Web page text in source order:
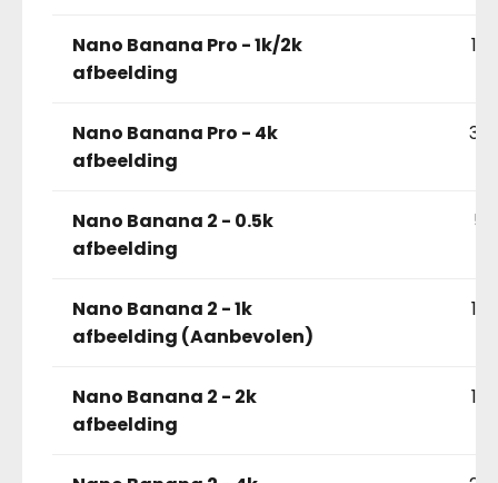
Nano Banana Pro - 1k/2k
afbeelding
15
Nano Banana Pro - 4k
afbeelding
35
Nano Banana 2 - 0.5k
afbeelding
5
Nano Banana 2 - 1k
afbeelding (Aanbevolen)
10
Nano Banana 2 - 2k
afbeelding
15